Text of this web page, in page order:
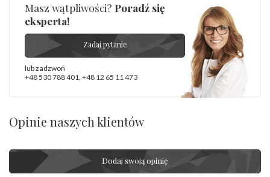
Masz wątpliwości? Poradź się
eksperta!
Zadaj pytanie
lub zadzwoń
+48 530 788 401, +48 12 65 11 473
Opinie naszych klientów
Dodaj swoją opinię